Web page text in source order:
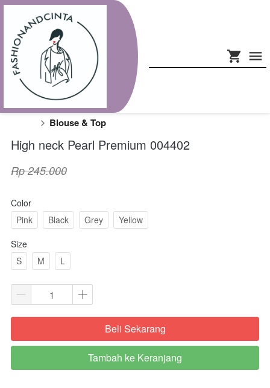
Blouse & Top
High neck Pearl Premium 004402
Rp 245.000
Color
Pink
Black Grey
Yellow
Size
S
M L
`Beli Sekarang
`
Tambah ke Keranjang